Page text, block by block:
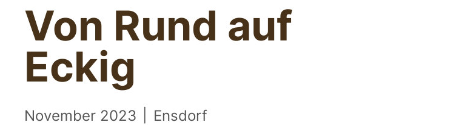
Von Rund auf
Eckig
November 2023 Ensdorf